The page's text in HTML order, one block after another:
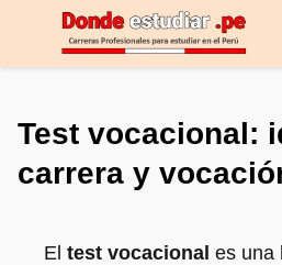
Test vocacional:
carrera y
El test vocacional es una